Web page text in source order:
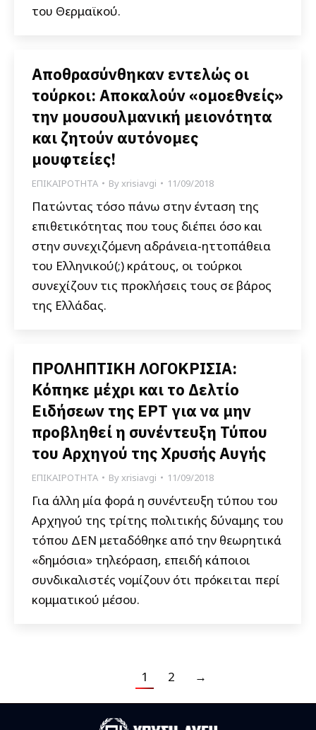
του Θερμαϊκού.
Αποθρασύνθηκαν εντελώς οι
τούρκοι: Αποκαλούν «ομοεθνείς»
την μουσουλμανική μειονότητα
και ζητούν αυτόνομες
μουφτείες!
ΕΠΙΚΑΙΡΟΤΗΤΑ Byxrisiavgi 11/09/2018
Πατώντας τόσο πάνω στην ένταση της
επιθετικότητας που τους διέπει όσο και
στην συνεχιζόμενη αδράνεια-ηττοπάθεια
του Ελληνικού(;) κράτους, οι τούρκοι
συνεχίζουν τις προκλήσεις τους σε βάρος
της Ελλάδας.
ΠΡΟΛΗΠΤΙΚΗ ΛΟΓΟΚΡΙΣΙΑ:
Κόπηκε μέχρι και το Δελτίο
Ειδήσεων της ΕΡΤ για να μην
προβληθεί η συνέντευξη Τύπου
του Αρχηγού της Χρυσής Αυγής
ΕΠΙΚΑΙΡΟΤΗΤΑ Byxrisiavgi 11/09/2018
Για άλλη μία φορά η συνέντευξη τύπου του
Αρχηγού της τρίτης πολιτικής δύναμης του
τόπου ΔΕΝ μεταδόθηκε από την θεωρητικά
«δημόσια» τηλεόραση, επειδή κάποιοι
συνδικαλιστές νομίζουν ότι πρόκειται περί
κομματικού μέσου.
1 2 →